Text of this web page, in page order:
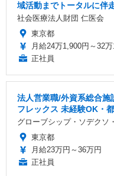
域活動までトータルに伴
社会医療法人財団 仁医会
東京都
月給24万1,900円～32
正社員
法人営業職/外資系総合
フレックス 未経験OK・
グローブシップ・ソデクソ
東京都
月給23万円～36万円
正社員